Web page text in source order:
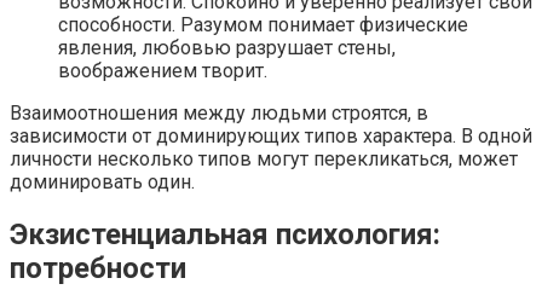
способности. Разумом понимает физические
явления, любовью разрушает стены,
воображением творит.
Взаимоотношения между людьми строятся, в
зависимости от доминирующих типов характера. В одной
личности несколько типов могут перекликаться, может
доминировать один.
Экзистенциальная психология:
потребности